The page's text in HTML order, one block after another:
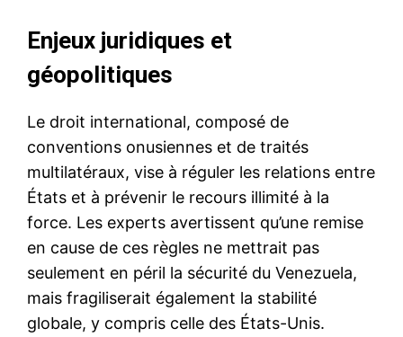
Enjeux juridiques et
géopolitiques
Le droit international, composé de
conventions onusiennes et de traités
multilatéraux, vise à réguler les relations entre
États et à prévenir le recours illimité à la
force. Les experts avertissent qu’une remise
en cause de ces règles ne mettrait pas
seulement en péril la sécurité du Venezuela,
mais fragiliserait également la stabilité
globale, y compris celle des États-Unis.